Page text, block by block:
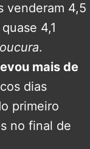
venderam 4,5
4,1
.
mais de
dias
primeiro
no final de